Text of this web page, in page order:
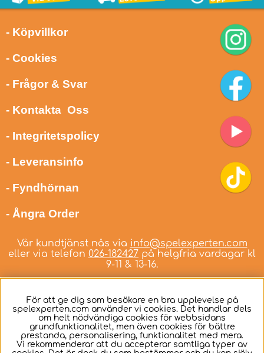
- Köpvillkor
- Cookies
- Frågor & Svar
- Kontakta Oss
- Integritetspolicy
- Leveransinfo
- Fyndhörnan
- Ångra Order
Vår kundtjänst nås via info@spelexperten.com
eller via telefon 026-182427 på helgfria vardagar kl
9-11 & 13-16.
Svenska
För att ge dig som besökare en bra upplevelse på
spelexperten.com använder vi cookies. Det handlar dels
om helt nödvändiga cookies för webbsidans
grundfunktionalitet, men även cookies för bättre
prestanda, personalisering, funktionalitet med mera.
Vi rekommenderar att du accepterar samtliga typer av